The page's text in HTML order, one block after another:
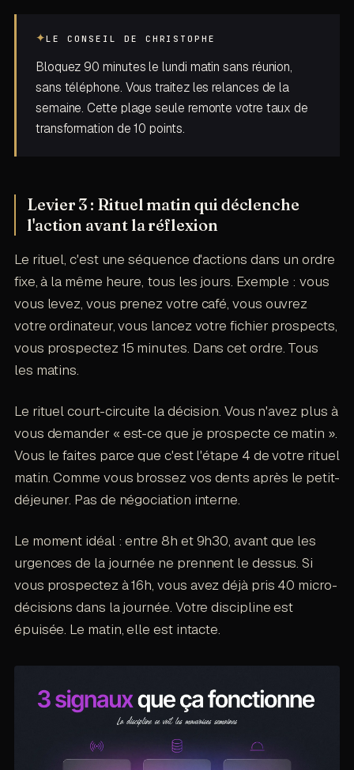
✦LE CONSEIL DE CHRISTOPHE
Bloquez 90 minutes le lundi matin sans réunion,
sans téléphone. Vous traitez les relances de la
semaine. Cette plage seule remonte votre taux de
transformation de 10 points.
Levier 3 : Rituel matin qui déclenche
l'action avant la réflexion
Le rituel, c'est une séquence d'actions dans un ordre
fixe, à la même heure, tous les jours. Exemple : vous
vous levez, vous prenez votre café, vous ouvrez
votre ordinateur, vous lancez votre fichier prospects,
vous prospectez 15 minutes. Dans cet ordre. Tous
les matins.
Le rituel court-circuite la décision. Vous n'avez plus à
vous demander « est-ce que je prospecte ce matin ».
Vous le faites parce que c'est l'étape 4 de votre rituel
matin. Comme vous brossez vos dents après le petit-
déjeuner. Pas de négociation interne.
Le moment idéal : entre 8h et 9h30, avant que les
urgences de la journée ne prennent le dessus. Si
vous prospectez à 16h, vous avez déjà pris 40 micro-
décisions dans la journée. Votre discipline est
épuisée. Le matin, elle est intacte.